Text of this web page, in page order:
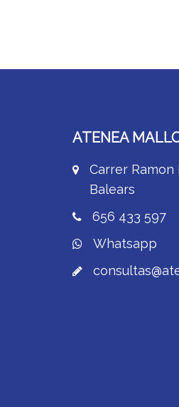
ATENEA
Carrer Ramon
Balears
656 433 597
Whatsapp